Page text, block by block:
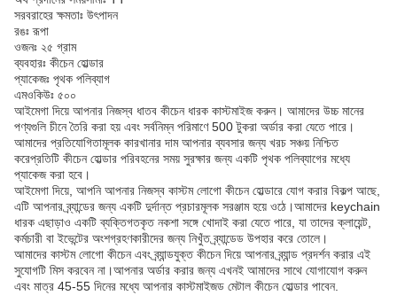
সরবরাহের ক্ষমতাঃ উৎপাদন
রঙঃ রূপা
ওজনঃ ২৫ গ্রাম
ব্যবহারঃ কীচেন হোল্ডার
প্যাকেজঃ পৃথক পলিব্যাগ
এমওকিউঃ ৫০০
আইমেগা দিয়ে আপনার নিজস্ব ধাতব কীচেন ধারক কাস্টমাইজ করুন। আমাদের উচ্চ মানের
পণ্যগুলি চীনে তৈরি করা হয় এবং সর্বনিম্ন পরিমাণে 500 টুকরা অর্ডার করা যেতে পারে।
আমাদের প্রতিযোগিতামূলক কারখানার দাম আপনার ব্যবসার জন্য খরচ সঞ্চয় নিশ্চিত
করেপ্রতিটি কীচেন হোল্ডার পরিবহনের সময় সুরক্ষার জন্য একটি পৃথক পলিব্যাগের মধ্যে
প্যাকেজ করা হবে।
আইমেগা দিয়ে, আপনি আপনার নিজস্ব কাস্টম লোগো কীচেন হোল্ডারে যোগ করার বিকল্প আছে,
এটি আপনার ব্র্যান্ডের জন্য একটি দুর্দান্ত প্রচারমূলক সরঞ্জাম হয়ে ওঠে।আমাদের keychain
ধারক এছাড়াও একটি ব্যক্তিগতকৃত নকশা সঙ্গে খোদাই করা যেতে পারে, যা তাদের ক্লায়েন্ট,
কর্মচারী বা ইভেন্টের অংশগ্রহণকারীদের জন্য নিখুঁত ব্র্যান্ডেড উপহার করে তোলে।
আমাদের কাস্টম লোগো কীচেন এবং ব্র্যান্ডযুক্ত কীচেন দিয়ে আপনার ব্র্যান্ড প্রদর্শন করার এই
সুযোগটি মিস করবেন না।আপনার অর্ডার করার জন্য এখনই আমাদের সাথে যোগাযোগ করুন
এবং মাত্র 45-55 দিনের মধ্যে আপনার কাস্টমাইজড মেটাল কীচেন হোল্ডার পাবেন.